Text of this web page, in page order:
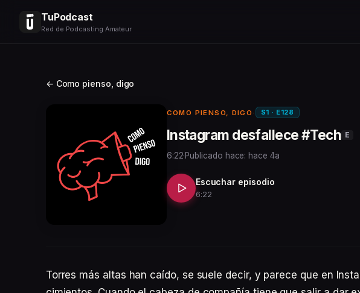
TuPodcast
Red de Podcasting Amateur
← Como pienso, digo
COMO PIENSO, DIGO · S1 · E128
Instagram desfallece #Tech E
6:22·Publicado hace: hace 4a
Escuchar episodio
6:22
Torres más altas han caído, se suele decir, y parece que en